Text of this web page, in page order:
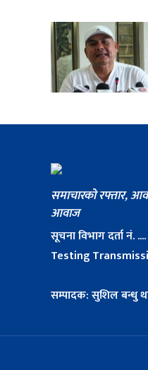
समाचारको रफ्तार,
आवाज
सूचना विभाग दर्ता नं. ....
Testing
सम्पादक: सुशिल बन्धु